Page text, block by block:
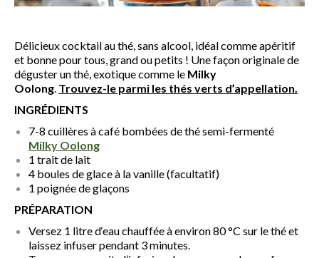
Délicieux cocktail au thé, sans alcool, idéal comme apéritif
et bonne pour tous, grand ou petits ! Une façon originale de
déguster un thé, exotique comme le Milky
Oolong. Trouvez-le parmi les thés verts d’appellation.
INGRÉDIENTS
7-8 cuillères à café bombées de thé semi-fermenté
Milky Oolong
1 trait de lait
4 boules de glace à la vanille (facultatif)
1 poignée de glaçons
PRÉPARATION
Versez 1 litre d‘eau chauffée à environ 80 °C sur le thé et
laissez infuser pendant 3 minutes.